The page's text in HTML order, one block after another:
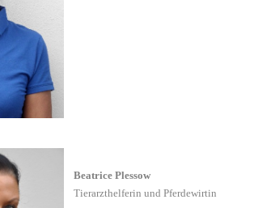
Beatrice Plessow
Tierarzthelferin und Pferdewirtin